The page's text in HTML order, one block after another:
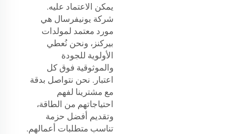
يمكن الاعتماد عليه.
شركة يونيفرسال هي
مورد معتمد لمولدات
بيركنز، ونحن نُعطي
الأولوية للجودة
والموثوقية فوق كل
اعتبار. نحن نتواصل بدقة
مع مشترينا لفهم
احتياجاتهم من الطاقة،
وتقديم أفضل حزمة
تناسب متطلبات أعمالهم.